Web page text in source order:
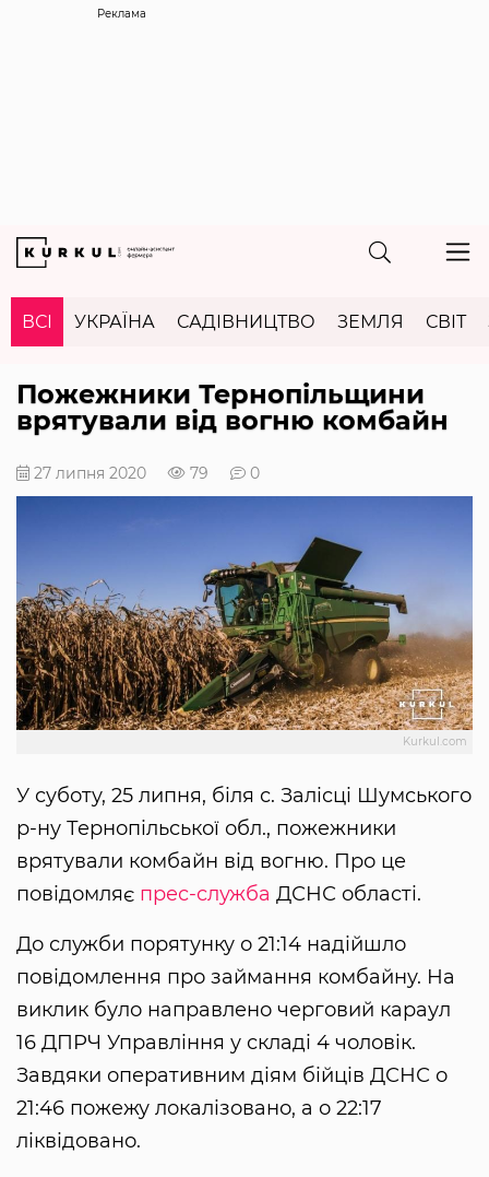
Реклама
ВСІ УКРАЇНА САДІВНИЦТВО ЗЕМЛЯ СВІТ
Пожежники Тернопільщини
врятували від вогню комбайн
27 липня 2020 79 0
Kurkul.com
У суботу, 25 липня, біля с. Залісці Шумського
р-ну Тернопільської обл., пожежники
врятували комбайн від вогню. Про це
повідомляє прес-служба ДСНС області.
До служби порятунку о 21:14 надійшло
повідомлення про займання комбайну. На
виклик було направлено черговий караул
16 ДПРЧ Управління у складі 4 чоловік.
Завдяки оперативним діям бійців ДСНС о
21:46 пожежу локалізовано, а о 22:17
ліквідовано.